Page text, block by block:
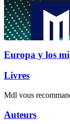
Europa y los
Livres
Mdl vous
Auteurs